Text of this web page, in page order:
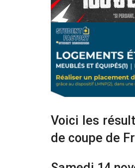
Voici les
de coupe de